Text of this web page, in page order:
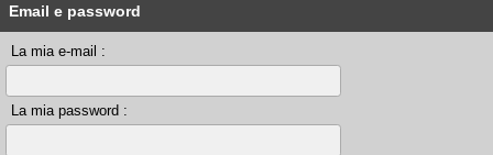
Email e password
La mia e-mail :
La mia password :